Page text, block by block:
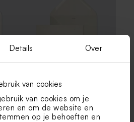
Details Over
van cookies
van cookies om je
en om de website en
op je behoeften en
Envelop met puntklep in
gerecycleerd papier